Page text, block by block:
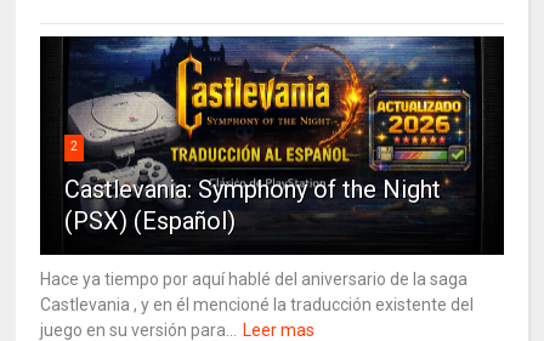
2
Castlevania: Symphony of the Night
(PSX) (Español)
Hace ya tiempo por aquí hablé del aniversario de la saga
Castlevania , y en él mencioné la traducción existente del
juego en su versión para...
Leer mas